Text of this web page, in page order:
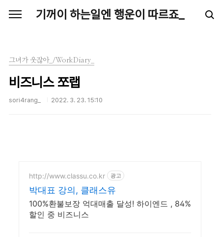
기꺼이 하는일엔 행운이 따르죠_
그녀가 웃잖아_/WorkDiary_
비즈니스 쪼랩
sori4rang_ 2022. 3. 23. 15:10
http://www.classu.co.kr 광고
박대표 강의, 클래스유
100%환불보장 억대매출 달성! 하이엔드 , 84%
할인 중 비즈니스